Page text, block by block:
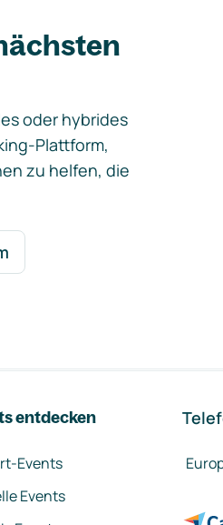
oder hybrides
Plattform,
zu helfen, die
entdecken
Events
Events